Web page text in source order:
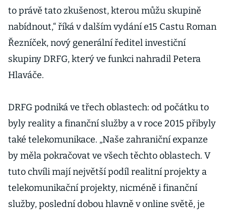
to právě tato zkušenost, kterou můžu skupině
nabídnout,“ říká v dalším vydání e15 Castu Roman
Řezníček, nový generální ředitel investiční
skupiny DRFG, který ve funkci nahradil Petera
Hlaváče.
DRFG podniká ve třech oblastech: od počátku to
byly reality a finanční služby a v roce 2015 přibyly
také telekomunikace. „Naše zahraniční expanze
by měla pokračovat ve všech těchto oblastech. V
tuto chvíli mají největší podíl realitní projekty a
telekomunikační projekty, nicméně i finanční
služby, poslední dobou hlavně v online světě, je